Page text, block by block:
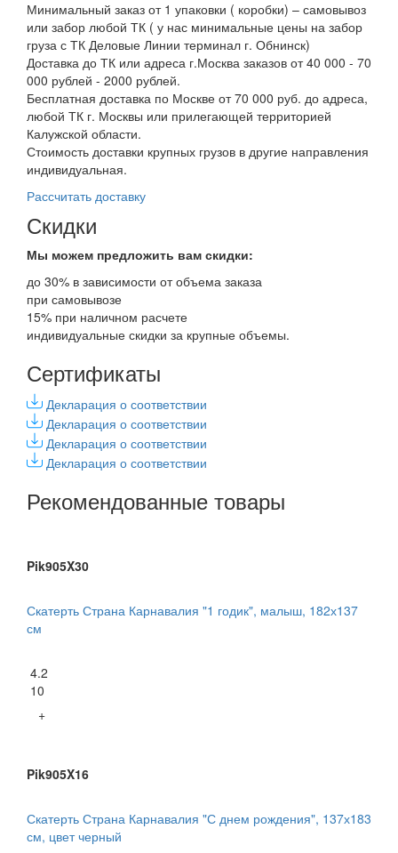
Минимальный заказ от 1 упаковки ( коробки) – самовывоз
или забор любой ТК ( у нас минимальные цены на забор
груза с ТК Деловые Линии терминал г. Обнинск)
Доставка до ТК или адреса г.Москва заказов от 40 000 - 70
000 рублей - 2000 рублей.
Бесплатная доставка по Москве от 70 000 руб. до адреса,
любой ТК г. Москвы или прилегающей территорией
Калужской области.
Стоимость доставки крупных грузов в другие направления
индивидуальная.
Рассчитать доставку
Скидки
Мы можем предложить вам скидки:
до 30% в зависимости от объема заказа
при самовывозе
15% при наличном расчете
индивидуальные скидки за крупные объемы.
Сертификаты
Декларация о соответствии
Декларация о соответствии
Декларация о соответствии
Декларация о соответствии
Рекомендованные товары
Pik905X30
Скатерть Страна Карнавалия "1 годик", малыш, 182х137
см
4.2
10
+
Pik905X16
Скатерть Страна Карнавалия "С днем рождения", 137х183
см, цвет черный